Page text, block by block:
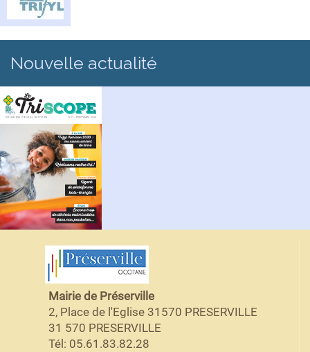
Nouvelle actualité
Mairie de Préserville
2, Place de l'Eglise 31570 PRESERVILLE
31 570 PRESERVILLE
Tél: 05.61.83.82.28